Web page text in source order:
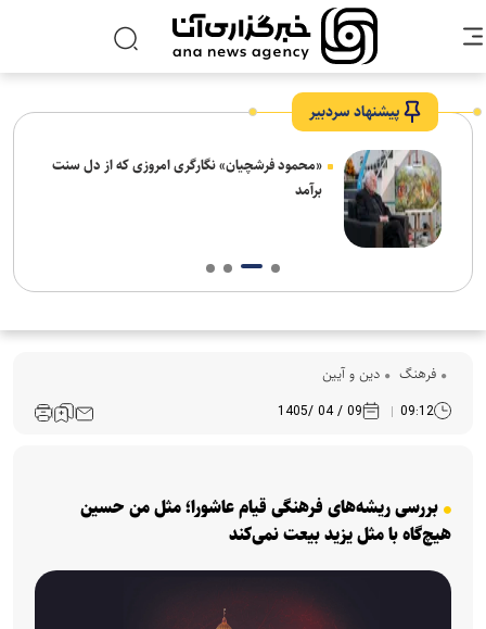
پیشنهاد سردبیر
«محمود فرشچیان» نگارگری امروزی که از دل سنت
برآمد
فرهنگ‌ دین و آیین
09:12
09 / 04 /1405
بررسی ریشه‌های فرهنگی قیام عاشورا؛ مثل من حسین
هیچ‌گاه با مثل یزید بیعت نمی‌کند